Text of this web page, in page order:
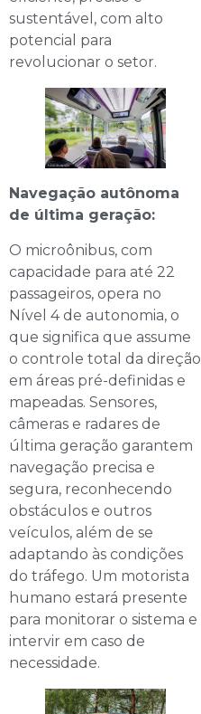
sustentável, com alto
potencial para
revolucionar o setor.
Navegação autônoma
de última geração:
O microônibus, com
capacidade para até 22
passageiros, opera no
Nível 4 de autonomia, o
que significa que assume
o controle total da direção
em áreas pré-definidas e
mapeadas. Sensores,
câmeras e radares de
última geração garantem
navegação precisa e
segura, reconhecendo
obstáculos e outros
veículos, além de se
adaptando às condições
do tráfego. Um motorista
humano estará presente
para monitorar o sistema e
intervir em caso de
necessidade.